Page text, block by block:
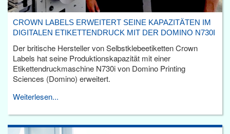
CROWN LABELS ERWEITERT SEINE KAPAZITÄTEN IM
DIGITALEN ETIKETTENDRUCK MIT DER DOMINO N730I
Der britische Hersteller von Selbstklebeetiketten Crown
Labels hat seine Produktionskapazität mit einer
Etikettendruckmaschine N730i von Domino Printing
Sciences (Domino) erweitert.
Weiterlesen...